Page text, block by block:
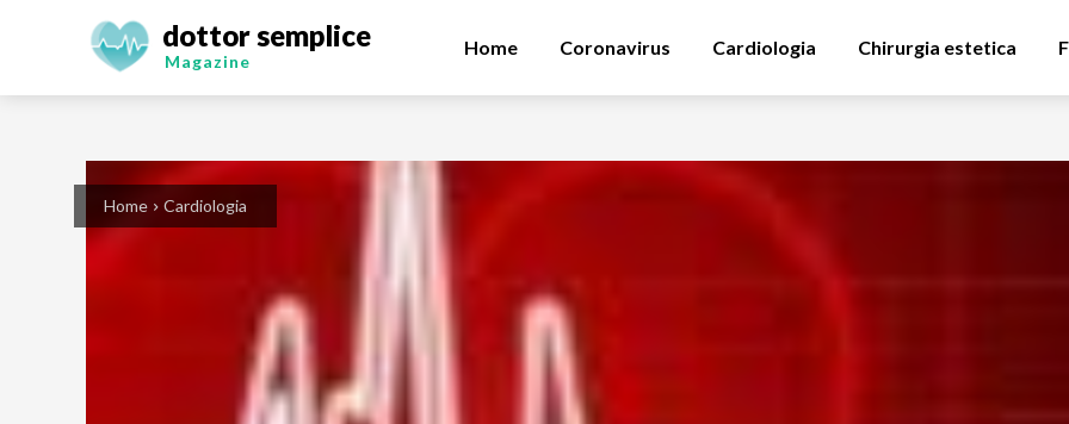
dottor semplice
Magazine
Home Coronavirus Cardiologia Chirurgia estetica
Home Cardiologia